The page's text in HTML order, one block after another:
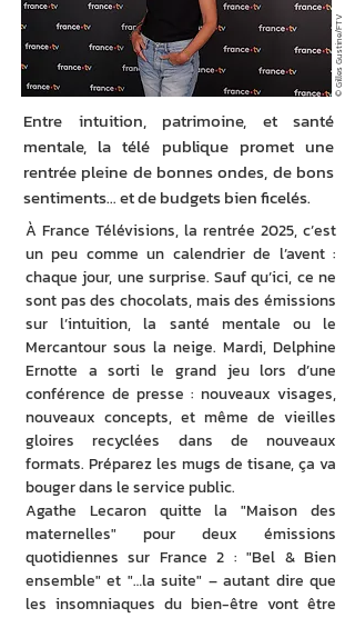
© Gilles Gustine/FTV
À France Télévisions, la rentrée 2025, c’est
un peu comme un calendrier de l’avent :
chaque jour, une surprise. Sauf qu’ici, ce ne
sont pas des chocolats, mais des émissions
sur l’intuition, la santé mentale ou le
Mercantour sous la neige. Mardi, Delphine
Ernotte a sorti le grand jeu lors d’une
conférence de presse : nouveaux visages,
nouveaux concepts, et même de vieilles
gloires recyclées dans de nouveaux
formats. Préparez les mugs de tisane, ça va
bouger dans le service public.
Agathe Lecaron quitte la "Maison des
maternelles" pour deux émissions
quotidiennes sur France 2 : "Bel & Bien
ensemble" et "…la suite" – autant dire que
les insomniaques du bien-être vont être
Entre intuition, patrimoine, et santé
mentale, la télé publique promet une
rentrée pleine de bonnes ondes, de bons
sentiments… et de budgets bien ficelés.